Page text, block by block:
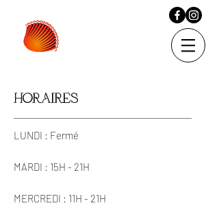
HORAIRES
LUNDI : Fermé
MARDI : 15H - 21H
MERCREDI : 11H - 21H